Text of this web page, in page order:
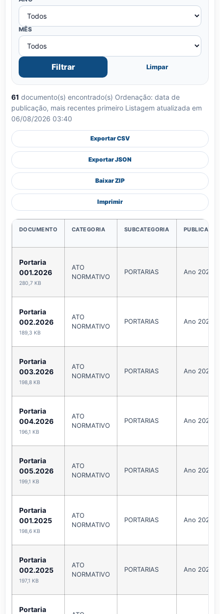
MÊS
Filtrar Limpar
61 documento(s) encontrado(s) Ordenação: data de
publicação, mais recentes primeiro Listagem atualizada em
06/08/2026 03:40
Exportar CSV
Exportar JSON
Baixar ZIP
Imprimir
DOCUMENTO CATEGORIA SUBCATEGORIA
Portaria
001.2026
280,7 KB
ATO
NORMATIVO
PORTARIAS Ano 2026
Portaria
002.2026
189,3 KB
ATO
NORMATIVO
PORTARIAS Ano 2026
Portaria
003.2026
198,8 KB
ATO
NORMATIVO
PORTARIAS Ano 2026
Portaria
004.2026
196,1 KB
ATO
NORMATIVO
PORTARIAS Ano 2026
Portaria
005.2026
199,1 KB
ATO
NORMATIVO
PORTARIAS Ano 2026
Portaria
001.2025
198,6 KB
ATO
NORMATIVO
PORTARIAS Ano 2025
Portaria
002.2025
197,1 KB
ATO
NORMATIVO
PORTARIAS Ano 2025
Portaria